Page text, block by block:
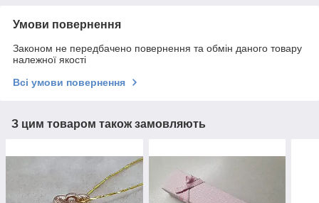
Умови повернення
Законом не передбачено повернення та обмін даного товару
належної якості
Всі умови повернення
З цим товаром також замовляють